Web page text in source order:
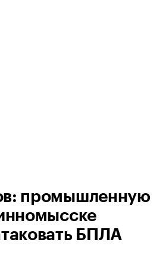
промышленную
БПЛА